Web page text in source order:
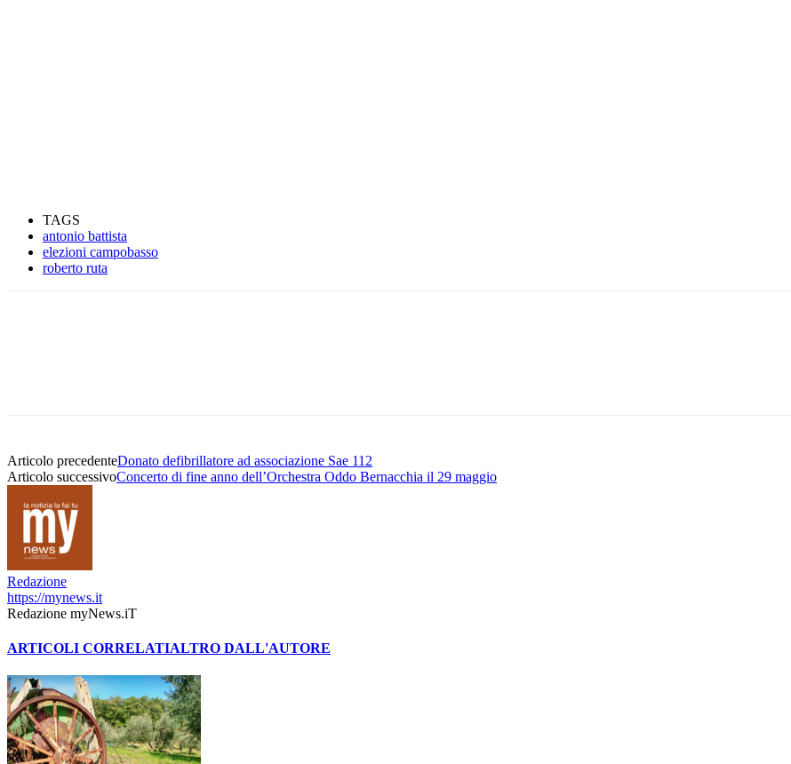
TAGS
antonio battista
elezioni campobasso
roberto ruta
Articolo precedenteDonato defibrillatore ad associazione Sae 112
Articolo successivoConcerto di fine anno dell’Orchestra Oddo Bernacchia il 29 maggio
Redazione
https://mynews.it
Redazione myNews.iT
ARTICOLI CORRELATIALTRO DALL'AUTORE